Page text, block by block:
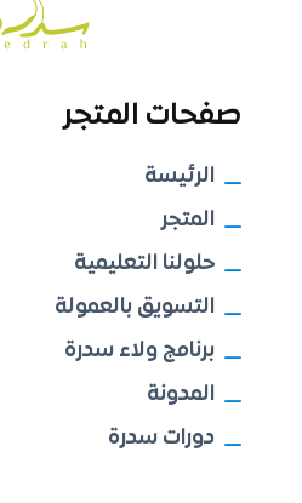
صفحات المتجر
الرئيسة
المتجر
حلولنا التعليمية
التسويق بالعمولة
برنامج ولاء سدرة
المدونة
دورات سدرة